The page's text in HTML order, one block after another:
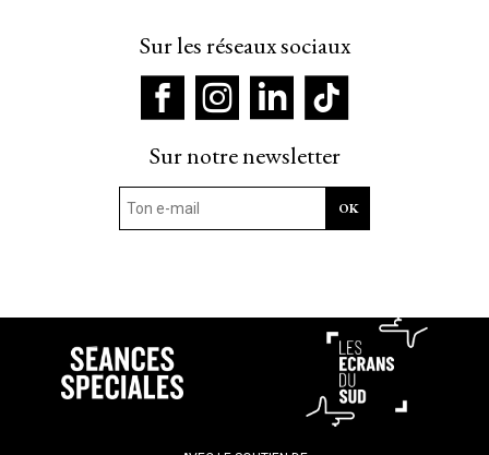
Sur les réseaux sociaux
Sur notre newsletter